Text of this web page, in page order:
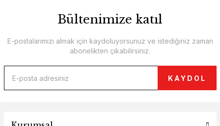
Bültenimize katıl
E-postalarımızı almak için kaydoluyorsunuz ve istediğiniz zaman
abonelikten çıkabilirsiniz.
KAYDOL